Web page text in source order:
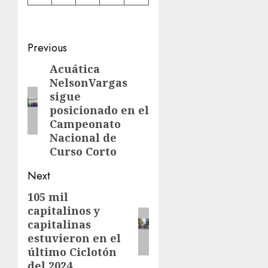
Post
navigation
Previous
Previous
post:
Acuática
NelsonVargas
sigue
posicionado en el
Campeonato
Nacional de
Curso Corto
Next
Next
post:
105 mil
capitalinos y
capitalinas
estuvieron en el
último Ciclotón